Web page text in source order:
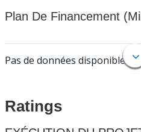
Plan De Financement
Pas de données disponibles.
Ratings